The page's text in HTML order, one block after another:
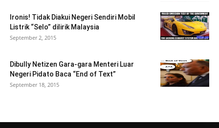
Ironis! Tidak Diakui Negeri Sendiri Mobil
Listrik “Selo” dilirik Malaysia
September 2, 2015
Dibully Netizen Gara-gara Menteri Luar
Negeri Pidato Baca “End of Text”
September 18, 2015